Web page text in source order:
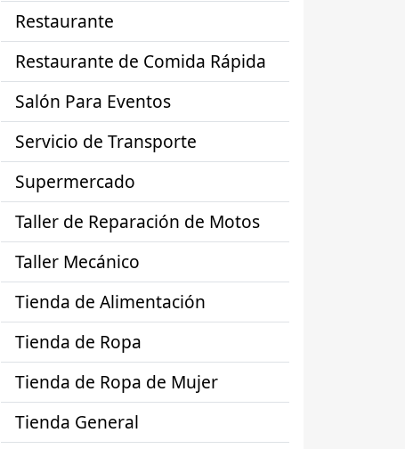
Restaurante
Restaurante de Comida Rápida
Salón Para Eventos
Servicio de Transporte
Supermercado
Taller de Reparación de Motos
Taller Mecánico
Tienda de Alimentación
Tienda de Ropa
Tienda de Ropa de Mujer
Tienda General